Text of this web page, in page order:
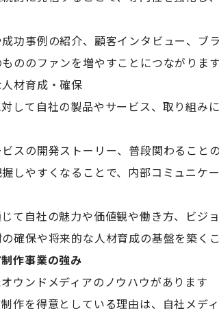
功事例の紹介、顧客インタビュー、ブ
ののファンを増やすことにつながります
材育成・確保
して自社の製品やサービス、取り組み
スの開発ストーリー、普段関わること
しやすくなることで、内部コミュニケ
て自社の魅力や価値観や働き方、ビジ
確保や将来的な人材育成の基盤を築くこ
作事業の強み
ウンドメディアのノウハウがあります
作を得意としている理由は、自社メデ